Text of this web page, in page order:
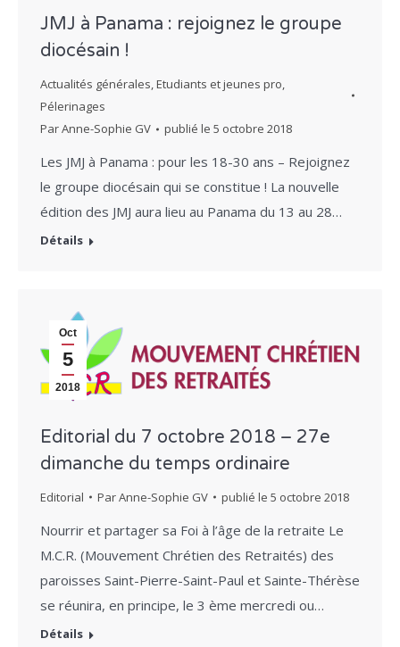
JMJ à Panama : rejoignez le groupe
diocésain !
Actualités générales,Etudiants et jeunes pro,
Pélerinages
ParAnne-Sophie GV publié le 5 octobre 2018
Les JMJ à Panama : pour les 18-30 ans – Rejoignez
le groupe diocésain qui se constitue ! La nouvelle
édition des JMJ aura lieu au Panama du 13 au 28…
Détails
Oct
5
2018
Editorial du 7 octobre 2018 – 27e
dimanche du temps ordinaire
Editorial ParAnne-Sophie GV publié le 5 octobre 2018
Nourrir et partager sa Foi à l’âge de la retraite Le
M.C.R. (Mouvement Chrétien des Retraités) des
paroisses Saint-Pierre-Saint-Paul et Sainte-Thérèse
se réunira, en principe, le 3 ème mercredi ou…
Détails